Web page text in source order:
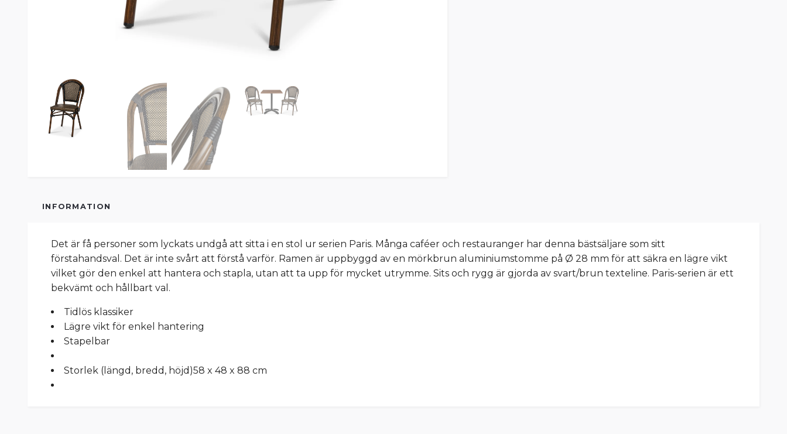
INFORMATION
Det är få personer som lyckats undgå att sitta i en stol ur serien Paris. Många caféer och restauranger har denna bästsäljare som sitt
förstahandsval. Det är inte svårt att förstå varför. Ramen är uppbyggd av en mörkbrun aluminiumstomme på Ø 28 mm för att säkra en lägre vikt
vilket gör den enkel att hantera och stapla, utan att ta upp för mycket utrymme. Sits och rygg är gjorda av svart/brun texteline. Paris-serien är ett
bekvämt och hållbart val.
Tidlös klassiker
Lägre vikt för enkel hantering
Stapelbar
Storlek (längd, bredd, höjd)58 x 48 x 88 cm